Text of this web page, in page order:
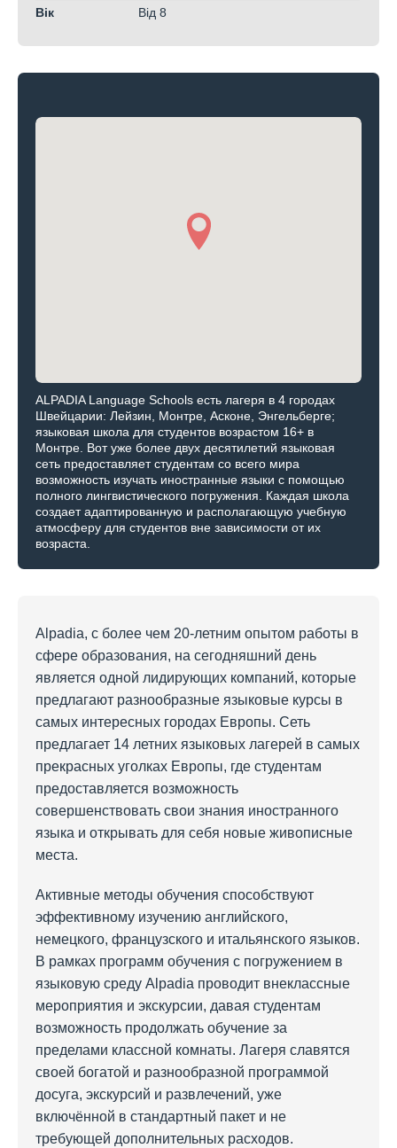
Вік Від 8
ALPADIA Language Schools есть лагеря в 4 городах
Швейцарии: Лейзин, Монтре, Асконе, Энгельберге;
языковая школа для студентов возрастом 16+ в
Монтре. Вот уже более двух десятилетий языковая
сеть предоставляет студентам со всего мира
возможность изучать иностранные языки с помощью
полного лингвистического погружения. Каждая школа
создает адаптированную и располагающую учебную
атмосферу для студентов вне зависимости от их
возраста.
Alpadia, с более чем 20-летним опытом работы в
сфере образования, на сегодняшний день
является одной лидирующих компаний, которые
предлагают разнообразные языковые курсы в
самых интересных городах Европы. Сеть
предлагает 14 летних языковых лагерей в самых
прекрасных уголках Европы, где студентам
предоставляется возможность
совершенствовать свои знания иностранного
языка и открывать для себя новые живописные
места.
Активные методы обучения способствуют
эффективному изучению английского,
немецкого, французского и итальянского языков.
В рамках программ обучения с погружением в
языковую среду Alpadia проводит внеклассные
мероприятия и экскурсии, давая студентам
возможность продолжать обучение за
пределами классной комнаты. Лагеря славятся
своей богатой и разнообразной программой
досуга, экскурсий и развлечений, уже
включённой в стандартный пакет и не
требующей дополнительных расходов.